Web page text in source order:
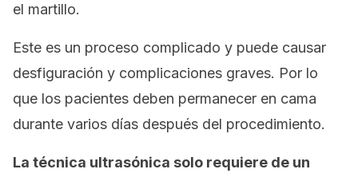
el martillo.
Este es un proceso complicado y puede causar
desfiguración y complicaciones graves. Por lo
que los pacientes deben permanecer en cama
durante varios días después del procedimiento.
La técnica ultrasónica solo requiere de un